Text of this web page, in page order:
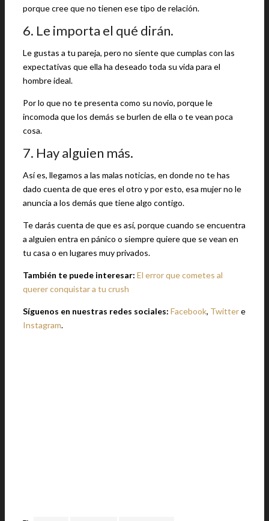
porque cree que no tienen ese tipo de relación.
6. Le importa el qué dirán.
Le gustas a tu pareja, pero no siente que cumplas con las
expectativas que ella ha deseado toda su vida para el
hombre ideal.
Por lo que no te presenta como su novio, porque le
incomoda que los demás se burlen de ella o te vean poca
cosa.
7. Hay alguien más.
Así es, llegamos a las malas noticias, en donde no te has
dado cuenta de que eres el otro y por esto, esa mujer no le
anuncia a los demás que tiene algo contigo.
Te darás cuenta de que es así, porque cuando se encuentra
a alguien entra en pánico o siempre quiere que se vean en
tu casa o en lugares muy privados.
También te puede interesar: El error que cometes al
querer conquistar a tu crush
Síguenos en nuestras redes sociales: Facebook, Twittere
Instagram.